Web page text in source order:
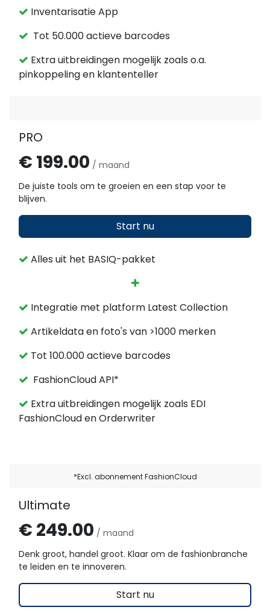
Inventarisatie App
Tot 50.000 actieve barcodes
Extra uitbreidingen mogelijk zoals o.a.
pinkoppeling en klantenteller
PRO
€ 199.00 / maand
De juiste tools om te groeien en een stap voor te
blijven.
Start nu
Alles uit het BASIQ-pakket
Integratie met platform Latest Collection
Artikeldata en foto's van >1000 merken
Tot 100.000 actieve barcodes
FashionCloud API*
Extra uitbreidingen mogelijk zoals EDI
FashionCloud en Orderwriter
*Excl. abonnement FashionCloud
Ultimate
€ 249.00 / maand
Denk groot, handel groot. Klaar om de fashionbranche
te leiden en te innoveren.
Start nu